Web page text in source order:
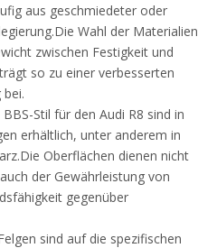
aus geschmiedeter oder
Wahl der Materialien
zwischen Festigkeit und
so zu einer verbesserten
Stil für den Audi R8 sind in
erhältlich, unter anderem in
Oberflächen dienen nicht
der Gewährleistung von
gegenüber
sind auf die spezifischen